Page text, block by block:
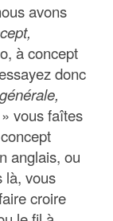
avons
à concept
donc
vous faîtes
anglais, ou
là, vous
croire